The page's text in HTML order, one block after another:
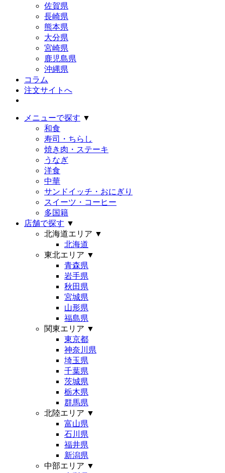
佐賀県
長崎県
熊本県
大分県
宮崎県
鹿児島県
沖縄県
コラム
注文サイトへ
メニューで探す ▼
和食
寿司・ちらし
焼き肉・ステーキ
うなぎ
洋食
中華
サンドイッチ・おにぎり
スイーツ・コーヒー
多国籍
店舗で探す ▼
北海道エリア ▼
北海道
東北エリア ▼
青森県
岩手県
秋田県
宮城県
山形県
福島県
関東エリア ▼
東京都
神奈川県
埼玉県
千葉県
茨城県
栃木県
群馬県
北陸エリア ▼
富山県
石川県
福井県
新潟県
中部エリア ▼